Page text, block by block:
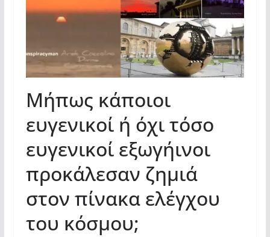
Μήπως κάποιοι
ευγενικοί ή όχι τόσο
ευγενικοί εξωγήινοι
προκάλεσαν ζημιά
στον πίνακα ελέγχου
του κόσμου;